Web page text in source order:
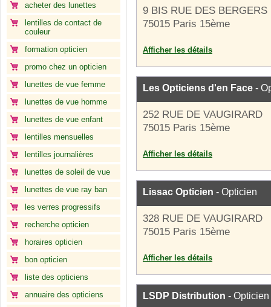
acheter des lunettes
lentilles de contact de
couleur
formation opticien
promo chez un opticien
lunettes de vue femme
lunettes de vue homme
lunettes de vue enfant
lentilles mensuelles
lentilles journalières
lunettes de soleil de vue
lunettes de vue ray ban
les verres progressifs
recherche opticien
horaires opticien
bon opticien
liste des opticiens
annuaire des opticiens
9 BIS RUE DES BERGERS
75015 Paris 15ème
Afficher les détails
Les Opticiens d'en Face -
252 RUE DE VAUGIRARD
75015 Paris 15ème
Afficher les détails
Lissac Opticien - Opticien
328 RUE DE VAUGIRARD
75015 Paris 15ème
Afficher les détails
LSDP Distribution - Opticien